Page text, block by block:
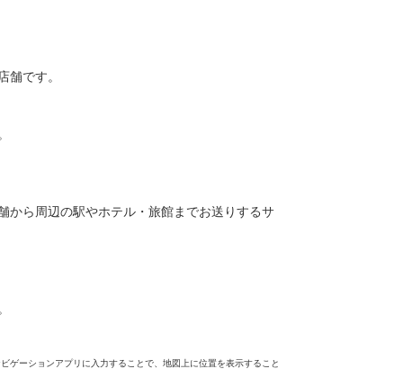
舗です。
から周辺の駅やホテル・旅館までお送りするサ
ーションアプリに入力することで、地図上に位置を表示すること